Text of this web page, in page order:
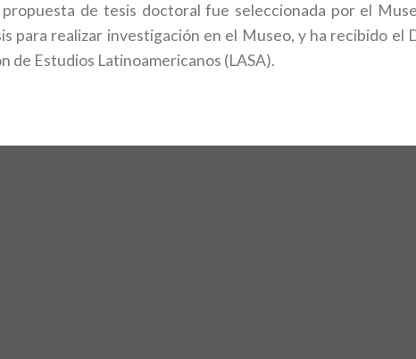
de tesis doctoral fue seleccionada por el
para realizar investigación en el Museo, y ha recibido
de Estudios Latinoamericanos (LASA).